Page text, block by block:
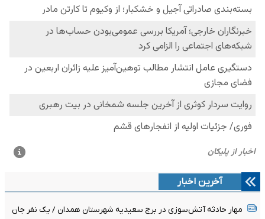
آخرین اخبار
مهار حادثه آتش‌سوزی در برج سعیدیه شهرستان همدان / یک نفر جان